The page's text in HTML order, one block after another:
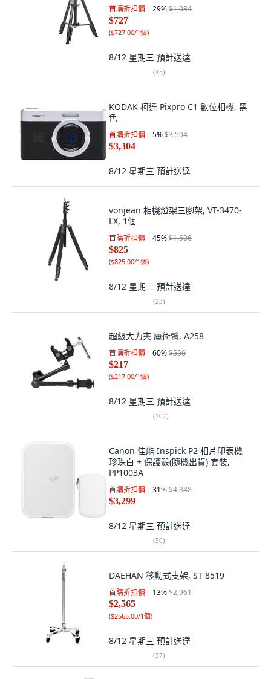
首購折扣價 29%$1,034
$727
($727.00/1個)
8/12 星期三 預計送達
(45)
KODAK 柯達 Pixpro C1 數位相機, 黑
色
首購折扣價 5%$3,504
$3,304
8/12 星期三 預計送達
vonjean 相機燈架三腳架, VT-3470-
LX, 1個
首購折扣價 45%$1,506
$825
($825.00/1個)
8/12 星期三 預計送達
(23)
超級大力夾 魔術臂, A258
首購折扣價 60%$556
$217
($217.00/1個)
8/12 星期三 預計送達
(107)
Canon 佳能 Inspick P2 相片印表機
珍珠白 + 保護殼(隨機出貨) 套裝,
PP1003A
首購折扣價 31%$4,848
$3,299
8/12 星期三 預計送達
(50)
DAEHAN 移動式支架, ST-8519
首購折扣價 13%$2,961
$2,565
($2565.00/1個)
8/12 星期三 預計送達
(37)